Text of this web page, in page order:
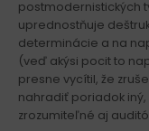
postmodernistických
uprednostňuje
determinácie a na
(veď akýsi pocit to
presne vycítil, že
nahradiť poriadok
zrozumiteľné aj